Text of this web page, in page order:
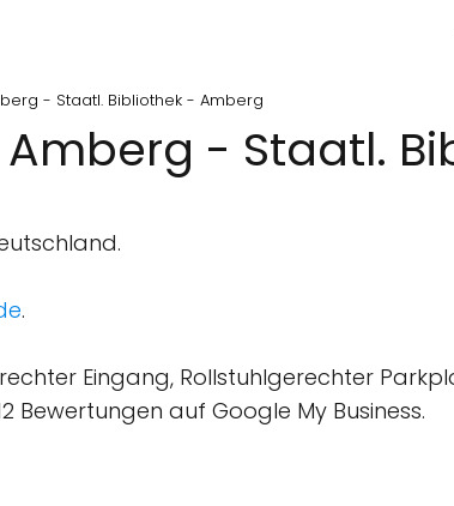
- Staatl. Bibliothek - Amberg
- Staatl.
.
Eingang, Rollstuhlgerechter
Bewertungen auf Google My Business.